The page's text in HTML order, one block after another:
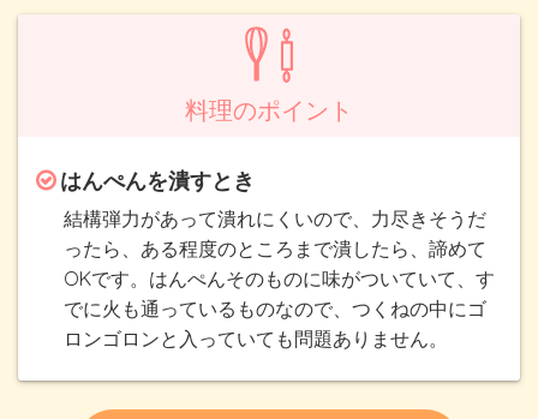
料理のポイント
はんぺんを潰すとき
結構弾力があって潰れにくいので、力尽きそうだ
ったら、ある程度のところまで潰したら、諦めて
OKです。はんぺんそのものに味がついていて、す
でに火も通っているものなので、つくねの中にゴ
ロンゴロンと入っていても問題ありません。